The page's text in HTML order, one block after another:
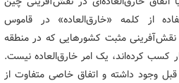
از کلمه «خارق‌العاده» در قاموس
مثبت کشورهایی که در منطقه
کسب کرده‌اند، یک امر خارق‌العاده نیست.
وجود داشته و اتفاق خاصی متفاوت از